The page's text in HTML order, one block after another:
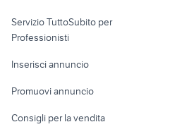
Informatica
Console e
Fotografia
Servizio TuttoSubito per
Professionisti
Inserisci annuncio
Promuovi annuncio
Consigli per la vendita